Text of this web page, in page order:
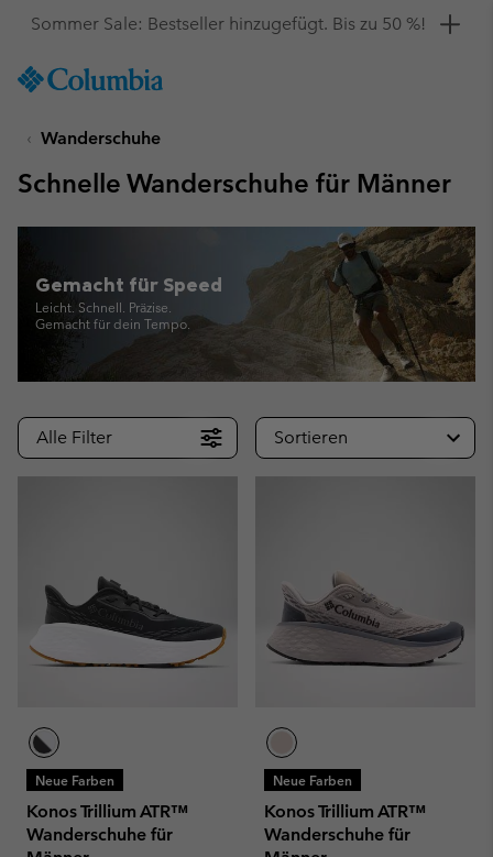
TO
SKIP
MAIN
SEARCH
Hol dir einen 10 %-Gutschein
Wanderschuhe
Schnelle Wanderschuhe für Männer
Gemacht für Speed
Leicht. Schnell. Präzise.
Gemacht für dein Tempo.
Alle Filter Sortieren
Neue Farben
Konos Trillium ATR™
Wanderschuhe für
Neue Farben
Konos Trillium ATR™
Wanderschuhe für